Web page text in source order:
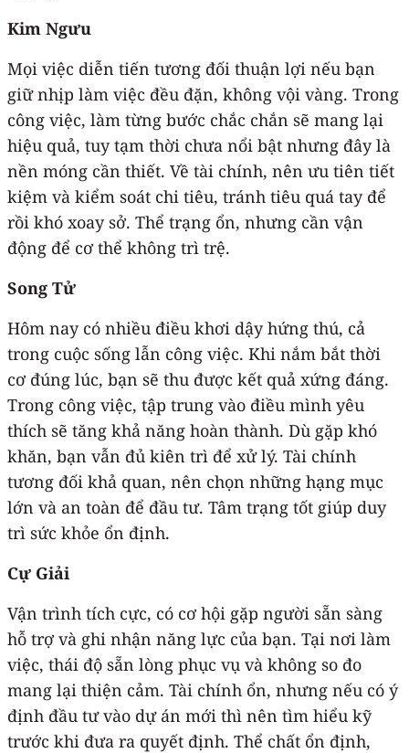
Kim Ngưu
Mọi việc diễn tiến tương đối thuận lợi nếu bạn
giữ nhịp làm việc đều đặn, không vội vàng. Trong
công việc, làm từng bước chắc chắn sẽ mang lại
hiệu quả, tuy tạm thời chưa nổi bật nhưng đây là
nền móng cần thiết. Về tài chính, nên ưu tiên tiết
kiệm và kiểm soát chi tiêu, tránh tiêu quá tay để
rồi khó xoay sở. Thể trạng ổn, nhưng cần vận
động để cơ thể không trì trệ.
Song Tử
Hôm nay có nhiều điều khơi dậy hứng thú, cả
trong cuộc sống lẫn công việc. Khi nắm bắt thời
cơ đúng lúc, bạn sẽ thu được kết quả xứng đáng.
Trong công việc, tập trung vào điều mình yêu
thích sẽ tăng khả năng hoàn thành. Dù gặp khó
khăn, bạn vẫn đủ kiên trì để xử lý. Tài chính
tương đối khả quan, nên chọn những hạng mục
lớn và an toàn để đầu tư. Tâm trạng tốt giúp duy
trì sức khỏe ổn định.
Cự Giải
Vận trình tích cực, có cơ hội gặp người sẵn sàng
hỗ trợ và ghi nhận năng lực của bạn. Tại nơi làm
việc, thái độ sẵn lòng phục vụ và không so đo
mang lại thiện cảm. Tài chính ổn, nhưng nếu có ý
định đầu tư vào dự án mới thì nên tìm hiểu kỹ
trước khi đưa ra quyết định. Thể chất ổn định,